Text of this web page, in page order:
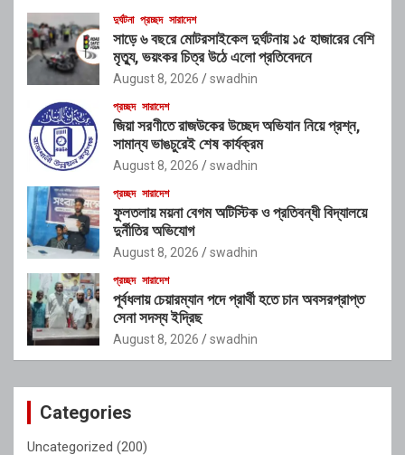
দুর্ঘটনা প্রচ্ছদ সারাদেশ
সাড়ে ৬ বছরে মোটরসাইকেল দুর্ঘটনায় ১৫ হাজারের বেশি
মৃত্যু, ভয়ংকর চিত্র উঠে এলো প্রতিবেদনে
August 8, 2026 swadhin
প্রচ্ছদ সারাদেশ
জিয়া সরণীতে রাজউকের উচ্ছেদ অভিযান নিয়ে প্রশ্ন,
সামান্য ভাঙচুরেই শেষ কার্যক্রম
August 8, 2026 swadhin
প্রচ্ছদ সারাদেশ
ফুলতলায় ময়না বেগম অটিস্টিক ও প্রতিবন্ধী বিদ্যালয়ে
দুর্নীতির অভিযোগ
August 8, 2026 swadhin
প্রচ্ছদ সারাদেশ
পূর্বধলায় চেয়ারম্যান পদে প্রার্থী হতে চান অবসরপ্রাপ্ত
সেনা সদস্য ইদ্রিছ
August 8, 2026 swadhin
Categories
Uncategorized (200)